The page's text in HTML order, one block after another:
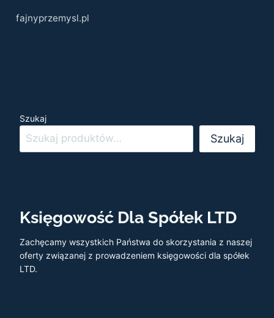
fajnyprzemysl.pl
Szukaj
Szukaj
Księgowość Dla Spółek LTD
Zachęcamy wszystkich Państwa do skorzystania z naszej
oferty związanej z prowadzeniem księgowości dla spółek
LTD.